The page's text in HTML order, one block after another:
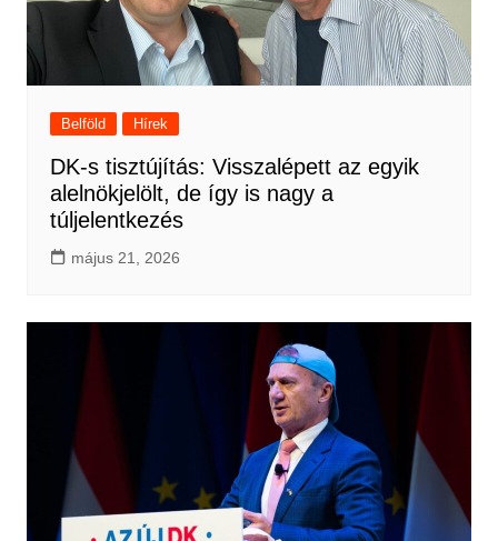
Belföld Hírek
DK-s tisztújítás: Visszalépett az egyik
alelnökjelölt, de így is nagy a
túljelentkezés
május 21, 2026